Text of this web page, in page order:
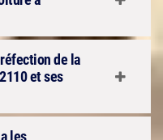
de la
et ses
les